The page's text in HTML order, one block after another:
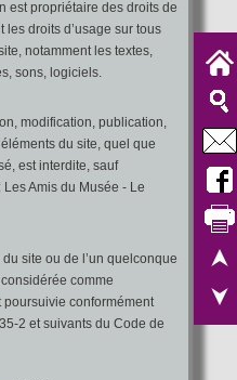
est propriétaire des droits de
droits d’usage sur tous
notamment les textes,
sons, logiciels.
modification, publication,
du site, quel que
est interdite, sauf
Amis du Musée - Le
site ou de l’un quelconque
comme
poursuivie conformément
2 et suivants du Code de